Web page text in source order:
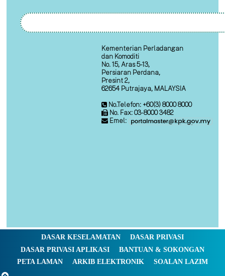
Kementerian Perladangan
dan Komoditi
No. 15, Aras 5-13,
Persiaran Perdana,
Presint 2,
62654 Putrajaya, MALAYSIA
No.Telefon: +60(3) 8000 8000
No. Fax: 03-8000 3482
Emel:
DASAR KESELAMATAN
DASAR PRIVASI
DASAR PRIVASI APLIKASI
BANTUAN & SOKONGAN
PETA LAMAN
ARKIB ELEKTRONIK SOALAN LAZIM